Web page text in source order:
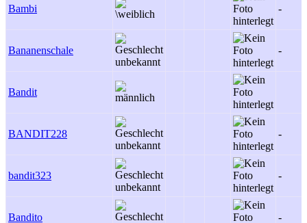
Bambi -
Bananenschale -
Bandit
BANDIT228 -
bandit323 -
Bandito -